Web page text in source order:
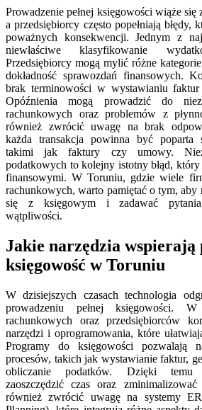
Prowadzenie pełnej księgowości wiąże
a przedsiębiorcy często popełniają błędy,
poważnych konsekwencji. Jednym z
niewłaściwe klasyfikowanie
Przedsiębiorcy mogą mylić różne
dokładność sprawozdań finansowych.
brak terminowości w wystawianiu
Opóźnienia mogą prowadzić do
rachunkowych oraz problemów z
również zwrócić uwagę na brak
każda transakcja powinna być poparta
takimi jak faktury czy umowy.
podatkowych to kolejny istotny błąd,
finansowymi. W Toruniu, gdzie wiele
rachunkowych, warto pamiętać o tym,
się z księgowym i zadawać pytania
wątpliwości.
Jakie narzędzia wspierają
księgowość w Toruniu
W dzisiejszych czasach technologia
prowadzeniu pełnej księgowości.
rachunkowych oraz przedsiębiorców
narzędzi i oprogramowania, które
Programy do księgowości pozwalają
procesów, takich jak wystawianie faktur,
obliczanie podatków. Dzięki temu
zaoszczędzić czas oraz
również zwrócić uwagę na systemy